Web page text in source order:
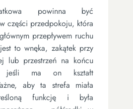
powinna być
części przedpokoju, która
przepływem ruchu
to wnęka, zakątek przy
lub przestrzeń na końcu
jeśli ma on kształt
aby ta strefa miała
funkcję i była